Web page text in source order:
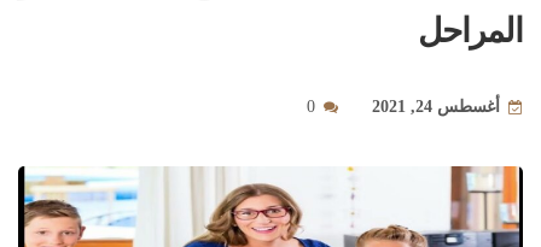
المراحل
أغسطس 24, 2021